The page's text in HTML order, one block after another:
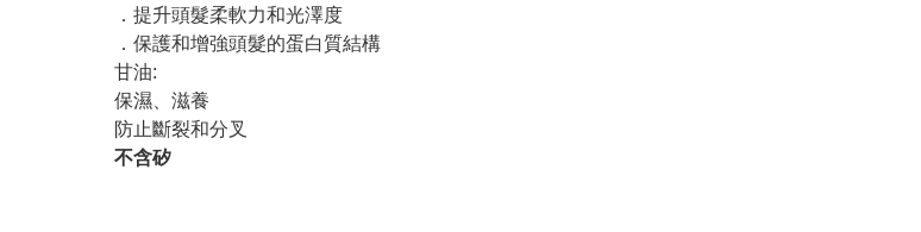
．提升頭髮柔軟力和光澤度
．保護和增強頭髮的蛋白質結構
甘油:
保濕、滋養
防止斷裂和分叉
不含矽